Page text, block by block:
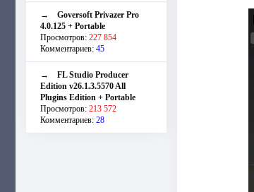
→ Goversoft Privazer Pro
4.0.125 + Portable
Просмотров: 227 854
Комментариев: 45
→ FL Studio Producer
Edition v26.1.3.5570 All
Plugins Edition + Portable
Просмотров: 213 572
Комментариев: 28